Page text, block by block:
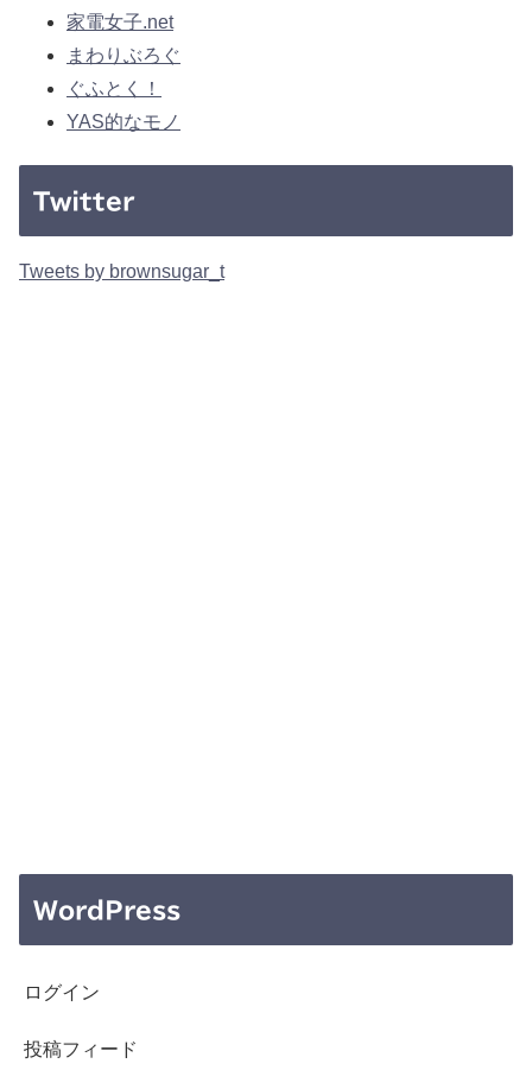
家電女子.net
まわりぶろぐ
ぐふとく！
YAS的なモノ
Twitter
Tweets by brownsugar_t
WordPress
ログイン
投稿フィード